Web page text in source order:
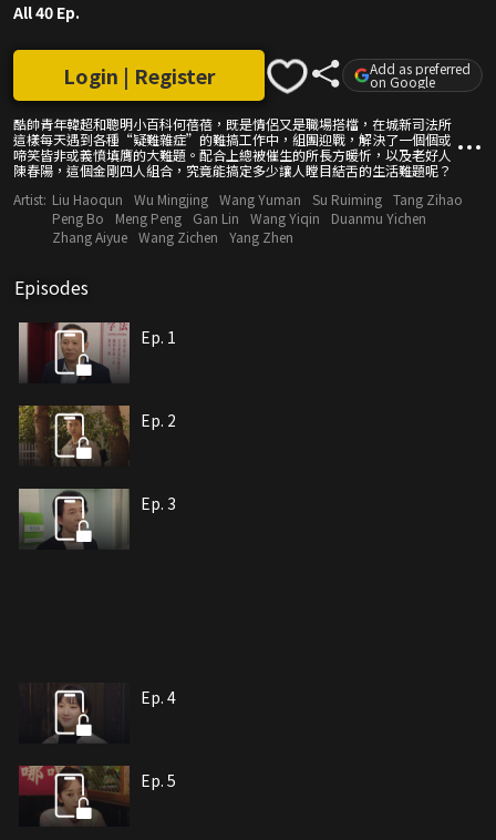
All 40 Ep.
酷帥青年韓超和聰明小百科何蓓蓓，既是情侶又是職場搭檔，在城新司法所
這樣每天遇到各種“疑難雜症”的難搞工作中，組團迎戰，解決了一個個或
啼笑皆非或義憤填膺的大難題。配合上總被催生的所長方暖忻，以及老好人
陳春陽，這個金剛四人組合，究竟能搞定多少讓人瞠目結舌的生活難題呢？
Login | Register Add as preferred
on Google
Artist: Liu Haoqun Wu Mingjing Wang Yuman Su Ruiming Tang Zihao
Peng Bo
Meng Peng Gan Lin Wang Yiqin
Duanmu Yichen
Zhang Aiyue Wang Zichen Yang Zhen
Episodes
Ep. 1
Ep. 2
Ep. 3
Ep. 4
Ep. 5